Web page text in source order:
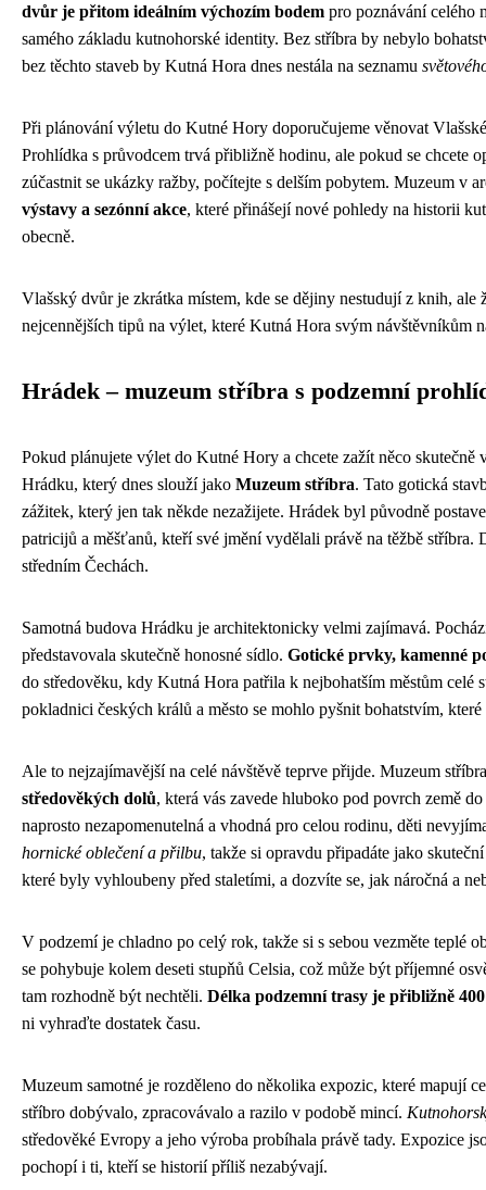
dvůr je přitom ideálním výchozím bodem pro poznávání celého
samého základu kutnohorské identity. Bez stříbra by nebylo
bez těchto staveb by Kutná Hora dnes nestála na seznamu
Při plánování výletu do Kutné Hory doporučujeme věnovat
Prohlídka s průvodcem trvá přibližně hodinu, ale pokud se chcete
zúčastnit se ukázky ražby, počítejte s delším pobytem. Muzeum v
výstavy a sezónní akce, které přinášejí nové pohledy na historii
obecně.
Vlašský dvůr je zkrátka místem, kde se dějiny nestudují z knih,
nejcennějších tipů na výlet, které Kutná Hora svým návštěvníkům
Hrádek – muzeum stříbra s podzemní
Pokud plánujete výlet do Kutné Hory a chcete zažít něco
Hrádku, který dnes slouží jako Muzeum stříbra. Tato gotická
zážitek, který jen tak někde nezažijete. Hrádek byl původně
patricijů a měšťanů, kteří své jmění vydělali právě na těžbě
středním Čechách.
Samotná budova Hrádku je architektonicky velmi zajímavá.
představovala skutečně honosné sídlo. Gotické prvky, kamenné
do středověku, kdy Kutná Hora patřila k nejbohatším městům celé
pokladnici českých králů a město se mohlo pyšnit bohatstvím,
Ale to nejzajímavější na celé návštěvě teprve přijde. Muzeum
středověkých dolů, která vás zavede hluboko pod povrch země
naprosto nezapomenutelná a vhodná pro celou rodinu, děti
hornické oblečení a přilbu, takže si opravdu připadáte jako
které byly vyhloubeny před staletími, a dozvíte se, jak náročná a
V podzemí je chladno po celý rok, takže si s sebou vezměte teplé
se pohybuje kolem deseti stupňů Celsia, což může být příjemné
tam rozhodně být nechtěli. Délka podzemní trasy je přibližně
ni vyhraďte dostatek času.
Muzeum samotné je rozděleno do několika expozic, které mapují
stříbro dobývalo, zpracovávalo a razilo v podobě mincí.
středověké Evropy a jeho výroba probíhala právě tady. Expozice
pochopí i ti, kteří se historií příliš nezabývají.